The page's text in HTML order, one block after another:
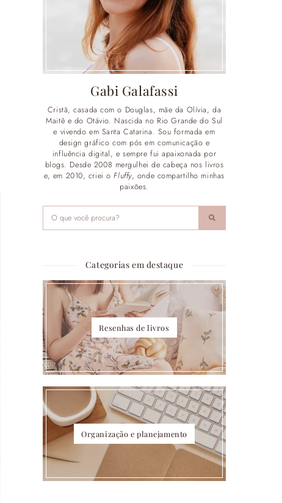
Gabi Galafassi
Cristã, casada com o Douglas, mãe da Olívia, da
Maitê e do Otávio. Nascida no Rio Grande do Sul
e vivendo em Santa Catarina. Sou formada em
design gráfico com pós em comunicação e
influência digital, e sempre fui apaixonada por
blogs. Desde 2008 mergulhei de cabeça nos livros
e, em 2010, criei oFluffy, onde compartilho minhas
paixões.
Categorias em destaque
Resenhas de livros
Organização e planejamento